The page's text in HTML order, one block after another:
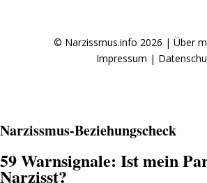
© Narzissmus.info 2026 | Über
Impressum |
Narzissmus-Beziehungscheck
59 Warnsignale: Ist mein
Narzisst?